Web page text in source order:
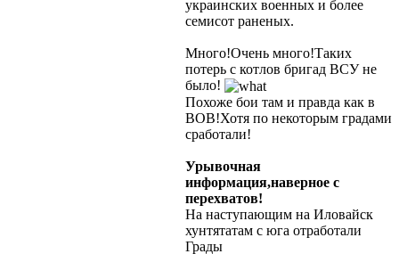
украинских военных и более
семисот раненых.
Много!Очень много!Таких
потерь с котлов бригад ВСУ не
было!
Похоже бои там и правда как в
ВОВ!Хотя по некоторым градами
сработали!
Урывочная
информация,наверное с
перехватов!
На наступающим на Иловайск
хунтятатам с юга отработали
Грады